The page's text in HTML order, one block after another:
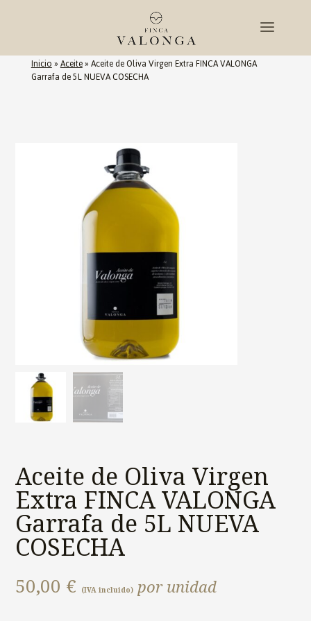
Inicio»Aceite»Aceite de Oliva Virgen Extra FINCA VALONGA
Garrafa de 5L NUEVA COSECHA
Aceite de Oliva Virgen
Extra FINCA VALONGA
Garrafa de 5L NUEVA
COSECHA
50,00 € (IVA incluido) por unidad